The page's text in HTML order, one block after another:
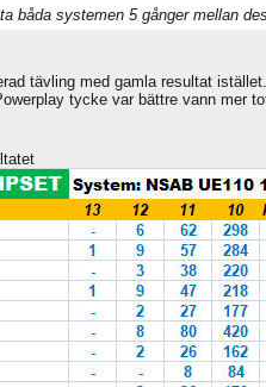
båda systemen 5 gånger mellan
tävling med gamla resultat
tycke var bättre vann mer